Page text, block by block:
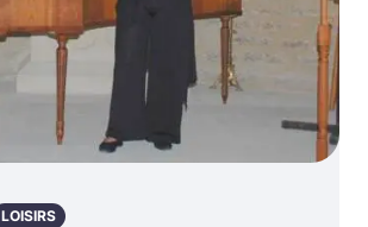
LOISIRS